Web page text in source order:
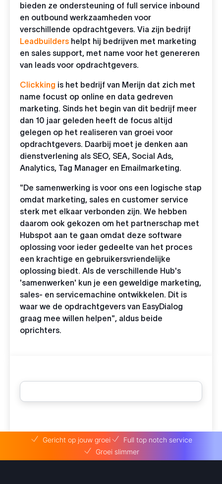
bieden ze ondersteuning of full service inbound
en outbound werkzaamheden voor
verschillende opdrachtgevers. Via zijn bedrijf
Leadbuilders helpt hij bedrijven met marketing
en sales support, met name voor het genereren
van leads voor opdrachtgevers.
Clickking is het bedrijf van Merijn dat zich met
name focust op online en data gedreven
marketing. Sinds het begin van dit bedrijf meer
dan 10 jaar geleden heeft de focus altijd
gelegen op het realiseren van groei voor
opdrachtgevers. Daarbij moet je denken aan
dienstverlening als SEO, SEA, Social Ads,
Analytics, Tag Manager en Emailmarketing.
"De samenwerking is voor ons een logische stap
omdat marketing, sales en customer service
sterk met elkaar verbonden zijn. We hebben
daarom ook gekozen om het partnerschap met
Hubspot aan te gaan omdat deze software
oplossing voor ieder gedeelte van het proces
een krachtige en gebruikersvriendelijke
oplossing biedt. Als de verschillende Hub's
'samenwerken' kun je een geweldige marketing,
sales- en servicemachine ontwikkelen. Dit is
waar we de opdrachtgevers van EasyDialog
graag mee willen helpen", aldus beide
oprichters.
Gericht op jouw groei
Full top notch service
Groei slimmer